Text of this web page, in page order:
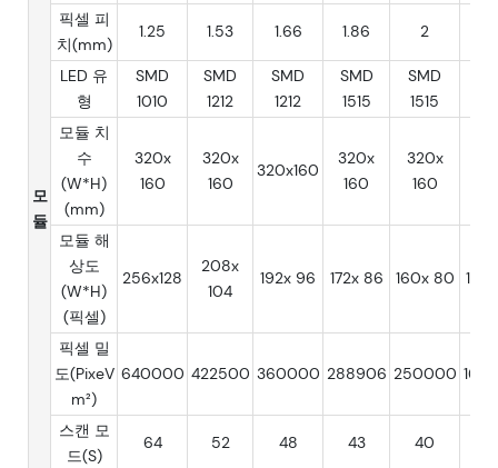
모
듈
픽셀 피
치(mm)
1.25 1.53 1.66 1.86 2
LED 유
형
SMD
1010
SMD
1212
SMD
1212
SMD
1515
SMD
1515
모듈 치
수
(W*H)
(mm)
320x
160
320x
160
320x160
320x
160
320x
160
모듈 해
상도
(W*H)
(픽셀)
256x128
208x
104
192x 96 172x 86 160x 80
픽셀 밀
도(PixeV
m²)
640000 422500 360000 288906 250000
스캔 모
드(S)
64 52 48 43 40